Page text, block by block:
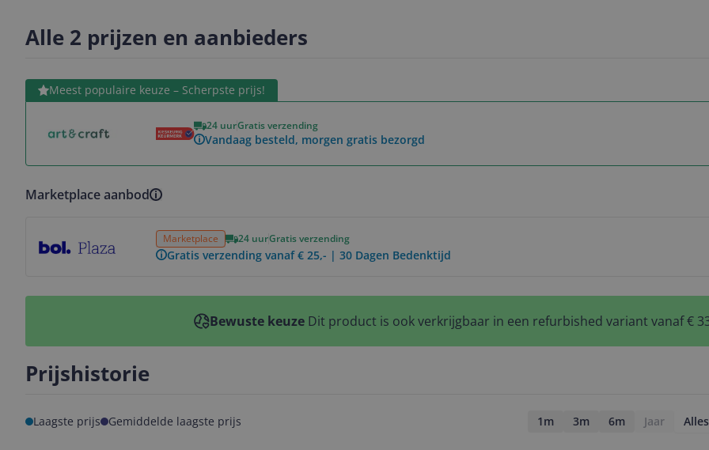
Alle 2 prijzen en aanbieders
Meest populaire keuze – Scherpste prijs!
24 uurGratis verzending
Vandaag besteld, morgen gratis bezorgd
Bekijk product
Marketplace aanbod
Marketplace 24 uurGratis verzending
Gratis verzending vanaf € 25,- | 30 Dagen Bedenktijd
Bewuste keuze Dit product is ook verkrijgbaar in een refurbished variant vanaf €
Prijshistorie
Laagste prijs Gemiddelde laagste prijs 1m 3m 6m Jaar Alles